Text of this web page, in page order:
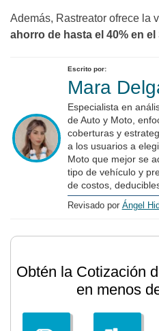
Además, Rastreator ofrece la
ahorro de hasta el 40% en
Escrito por:
Mara
Especialista en
de Auto y Moto,
coberturas y
a los usuarios a
Moto que mejor se
tipo de vehículo y
de costos,
Revisado por Ángel
Obtén la Cotización
en menos